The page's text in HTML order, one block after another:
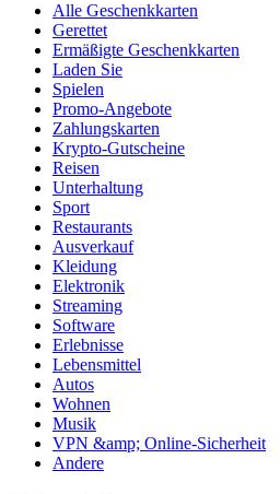
Alle Geschenkkarten
Gerettet
Ermäßigte Geschenkkarten
Laden Sie
Spielen
Promo-Angebote
Zahlungskarten
Krypto-Gutscheine
Reisen
Unterhaltung
Sport
Restaurants
Ausverkauf
Kleidung
Elektronik
Streaming
Software
Erlebnisse
Lebensmittel
Autos
Wohnen
Musik
VPN &amp; Online-Sicherheit
Andere